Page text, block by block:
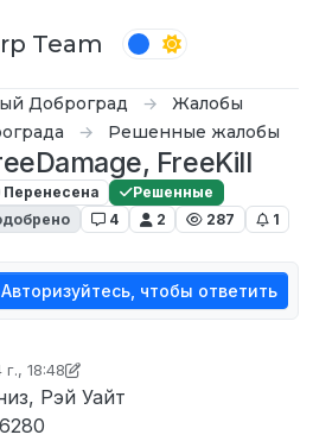
Team
Доброград
Жалобы
Решенные жалобы
FreeKill
Перенесена
Решенные
4 2 287 1
Авторизуйтесь, чтобы ответить
18:48
What
Рэй Уайт